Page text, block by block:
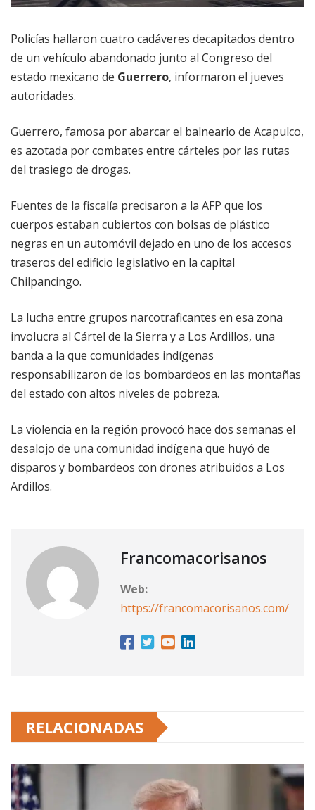
Policías hallaron cuatro cadáveres decapitados dentro
de un vehículo abandonado junto al Congreso del
estado mexicano de Guerrero, informaron el jueves
autoridades.
Guerrero, famosa por abarcar el balneario de Acapulco,
es azotada por combates entre cárteles por las rutas
del trasiego de drogas.
Fuentes de la fiscalía precisaron a la AFP que los
cuerpos estaban cubiertos con bolsas de plástico
negras en un automóvil dejado en uno de los accesos
traseros del edificio legislativo en la capital
Chilpancingo.
La lucha entre grupos narcotraficantes en esa zona
involucra al Cártel de la Sierra y a Los Ardillos, una
banda a la que comunidades indígenas
responsabilizaron de los bombardeos en las montañas
del estado con altos niveles de pobreza.
La violencia en la región provocó hace dos semanas el
desalojo de una comunidad indígena que huyó de
disparos y bombardeos con drones atribuidos a Los
Ardillos.
Francomacorisanos
Web:
https://francomacorisanos.com/
RELACIONADAS